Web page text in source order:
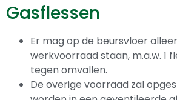
Gasflessen
Er mag op de beursvloer
werkvoorraad staan, m.a.w. 1
tegen omvallen.
De overige voorraad zal